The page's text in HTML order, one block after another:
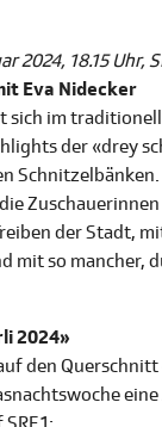
2024, 18.15 Uhr,
Eva Nidecker
sich im
der «drey
Schnitzelbänken.
der Stadt,
mit so mancher,
2024»
den